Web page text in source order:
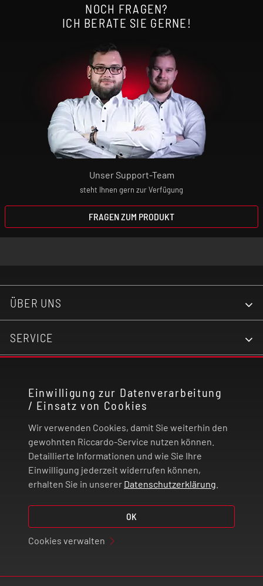
Einwilligung zur Datenverarbeitung
/ Einsatz von Cookies
Wir verwenden Cookies, damit Sie weiterhin den
gewohnten Riccardo-Service nutzen können.
Detaillierte Informationen und wie Sie Ihre
Einwilligung jederzeit widerrufen können,
erhalten Sie in unserer Datenschutzerklärung
OK
Cookies verwalten
NOCH FRAGEN?
ICH BERATE SIE GERNE!
Unser Support-Team
steht Ihnen gern zur Verfügung
FRAGEN ZUM PRODUKT
ÜBER UNS
SERVICE
RECHTLICHES
ZAHLUNG UND VERSAND
VERTRAG WIDERRUFEN
© 2026 | Riccardo Onlinestore GmbH